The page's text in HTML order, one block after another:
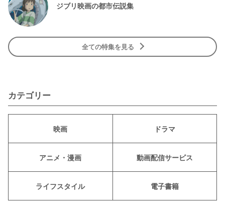
ジブリ映画の都市伝説集
全ての特集を見る
カテゴリー
映画 ドラマ
アニメ・漫画 動画配信サービス
ライフスタイル 電子書籍